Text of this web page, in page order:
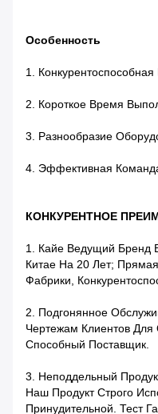
Особенность
1.
2. Короткое Время
3. Разнообразие
4. Эффективная
КОНКУРЕНТНОЕ
1. Кайе Ведущий Бренд
Китае На 20 Лет;
Фабрики,
2. Подгонянное
Чертежам Клиентов
Способный Поставщик.
3. Неподдельный
Наш Продукт Строго
Принудительной. Тест